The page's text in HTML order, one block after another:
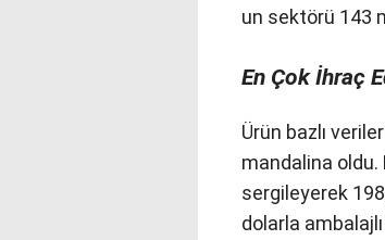
un sektörü 143
En Çok İhraç
Ürün bazlı
mandalina oldu.
sergileyerek
dolarla